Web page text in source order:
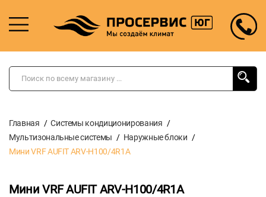
Главная
Системы кондиционирования
Мультизональные системы
Наружные блоки
Мини VRF AUFIT ARV-H100/4R1A
Мини VRF AUFIT ARV-H100/4R1A